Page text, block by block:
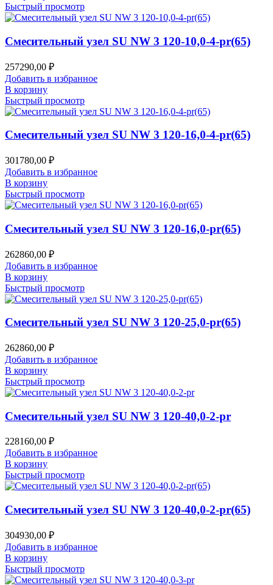
Быстрый просмотр
Смесительный узел SU NW 3 120-10,0-4-pr(65)
257290,00 ₽
Добавить в избранное
В корзину
Быстрый просмотр
Смесительный узел SU NW 3 120-16,0-4-pr(65)
301780,00 ₽
Добавить в избранное
В корзину
Быстрый просмотр
Смесительный узел SU NW 3 120-16,0-pr(65)
262860,00 ₽
Добавить в избранное
В корзину
Быстрый просмотр
Смесительный узел SU NW 3 120-25,0-pr(65)
262860,00 ₽
Добавить в избранное
В корзину
Быстрый просмотр
Смесительный узел SU NW 3 120-40,0-2-pr
228160,00 ₽
Добавить в избранное
В корзину
Быстрый просмотр
Смесительный узел SU NW 3 120-40,0-2-pr(65)
304930,00 ₽
Добавить в избранное
В корзину
Быстрый просмотр